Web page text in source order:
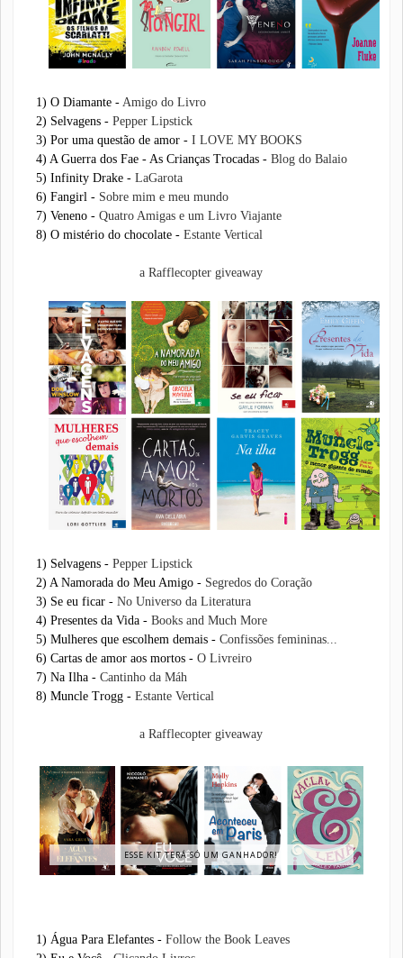
1) O Diamante - Amigo do Livro
2) Selvagens - Pepper Lipstick
3) Por uma questão de amor - I LOVE MY BOOKS
4) A Guerra dos Fae - As Crianças Trocadas - Blog do Balaio
5) Infinity Drake - LaGarota
6) Fangirl - Sobre mim e meu mundo
7) Veneno - Quatro Amigas e um Livro Viajante
8) O mistério do chocolate - Estante Vertical
a Rafflecopter giveaway
1) Selvagens - Pepper Lipstick
2) A Namorada do Meu Amigo - Segredos do Coração
3) Se eu ficar - No Universo da Literatura
4) Presentes da Vida - Books and Much More
5) Mulheres que escolhem demais - Confissões femininas...
6) Cartas de amor aos mortos - O Livreiro
7) Na Ilha - Cantinho da Máh
8) Muncle Trogg - Estante Vertical
a Rafflecopter giveaway
ESSE KIT TERÁ SÓ UM GANHADOR!
1) Água Para Elefantes - Follow the Book Leaves